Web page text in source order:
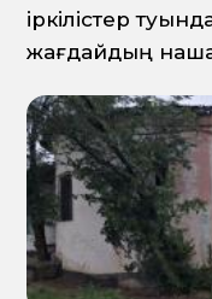
іркілістер
жағдайдың